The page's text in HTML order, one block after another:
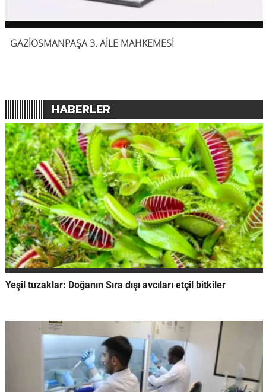
GAZİOSMANPAŞA 3. AİLE MAHKEMESİ
Yeşil tuzaklar: Doğanın Sıra dışı avcıları etçil bitkiler